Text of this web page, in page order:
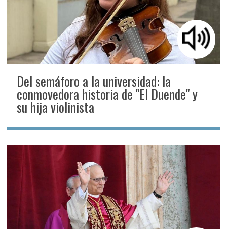
Del semáforo a la universidad: la
conmovedora historia de "El Duende" y
su hija violinista